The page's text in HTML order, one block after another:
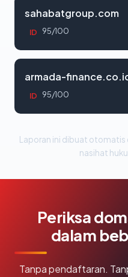
sahabatgroup.com
ID 95/100
armada-
ID 95/100
Laporan ini dibuat otomatis
nasihat
Periksa
dalam
Tanpa pendaftaran.